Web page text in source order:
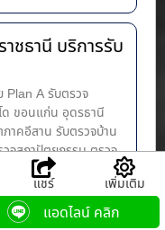
ชธานี บริการรับ
Plan A รับตรวจ
ด ขอนแก่น อุดรธานี
าคอีสาน รับตรวจบ้าน
จสถาปัตยกรรม ตรวจ
พื้น ตรวจประตู ตรวจ
เช็คการรั่วซึมของ
ต้หลังคา ตรวจโครง
วจระบบระบายอากาศ
แชร์ เพิ่มเติม
แอดไลน์ คลิก